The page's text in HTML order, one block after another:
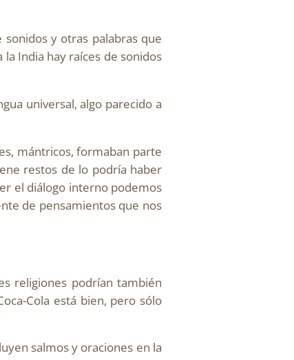
y otras palabras que
la India hay raíces de sonidos
universal, algo parecido a
mántricos, formaban parte
restos de lo podría haber
el diálogo interno podemos
de pensamientos que nos
religiones podrían también
Cola está bien, pero sólo
salmos y oraciones en la